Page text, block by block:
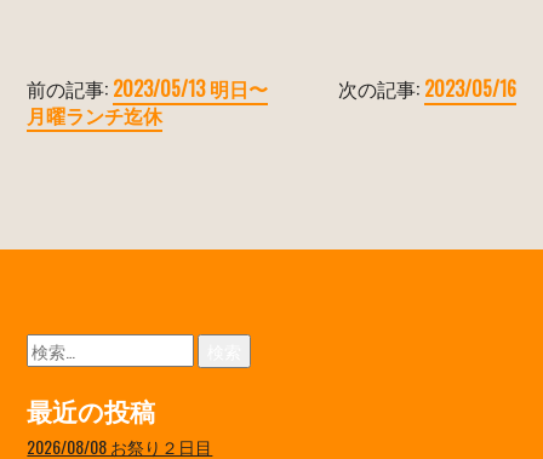
前の記事: 2023/05/13 明日〜
月曜ランチ迄休
次の記事: 2023/05/16
検
索:
最近の投稿
2026/08/08 お祭り２日目